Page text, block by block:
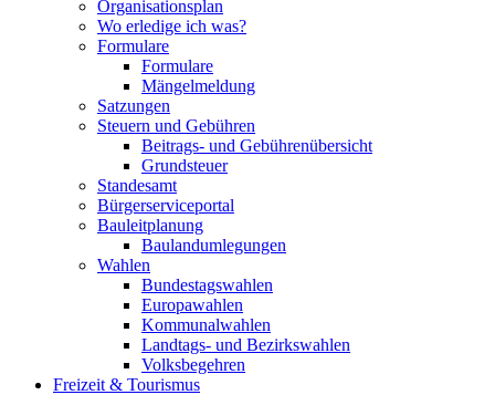
Organisationsplan
Wo erledige ich was?
Formulare
Formulare
Mängelmeldung
Satzungen
Steuern und Gebühren
Beitrags- und Gebührenübersicht
Grundsteuer
Standesamt
Bürgerserviceportal
Bauleitplanung
Baulandumlegungen
Wahlen
Bundestagswahlen
Europawahlen
Kommunalwahlen
Landtags- und Bezirkswahlen
Volksbegehren
Freizeit & Tourismus